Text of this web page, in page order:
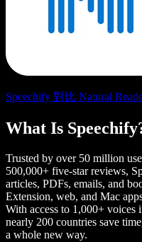
Speechify 對比 Natural
What Is
Trusted by over 50 million
500,000+ five-star reviews,
articles, PDFs, emails, and
Extension, web, and Mac
With access to 1,000+ voices
nearly 200 countries save
a whole new way.